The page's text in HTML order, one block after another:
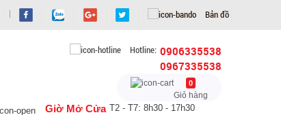
Bản đồ
Hotline: 0906335538
0967335538
0
Giỏ hàng
Giờ Mở Cửa T2 - T7: 8h30 - 17h30